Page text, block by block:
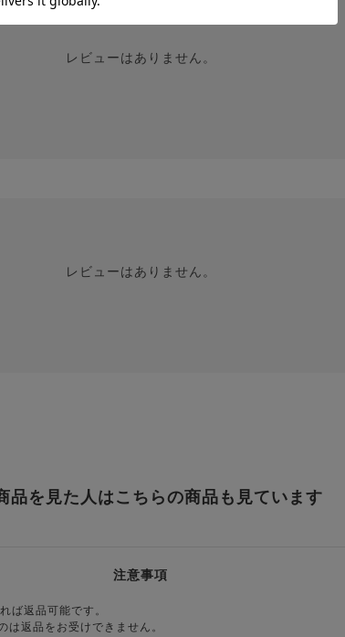
レビューはありません。
レビューはありません。
品を見た人はこちらの商品も見ています
注意事項
ば返品可能です。
返品をお受けできません。